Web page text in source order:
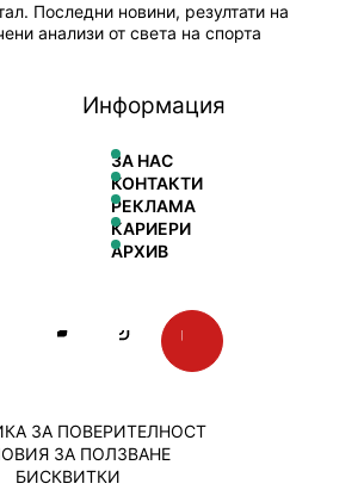
Последни новини, резултати на
анализи от света на спорта
Информация
ЗА НАС
КОНТАКТИ
РЕКЛАМА
КАРИЕРИ
АРХИВ
ЗА ПОВЕРИТЕЛНОСТ
ЗА ПОЛЗВАНЕ
БИСКВИТКИ